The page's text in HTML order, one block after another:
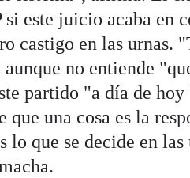
este juicio acaba en
castigo en las urnas.
no entiende
partido "a día de
que una cosa es la
lo que se decide en